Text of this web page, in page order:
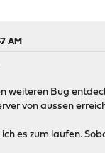
AM
weiteren Bug
von aussen
es zum laufen.